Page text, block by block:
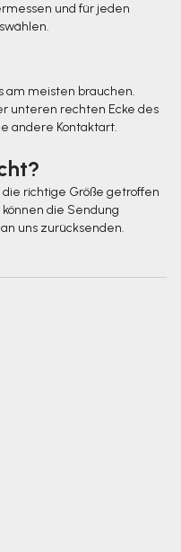
und für jeden
am meisten brauchen.
unteren rechten Ecke des
andere Kontaktart.
richtige Größe getroffen
die Sendung
uns zurücksenden.